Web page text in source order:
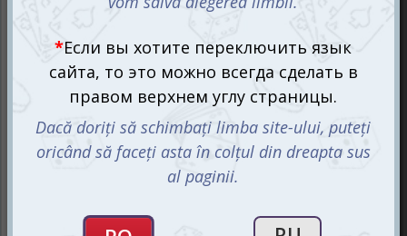
В игре Кукарача вам предстоит бросать кубик и